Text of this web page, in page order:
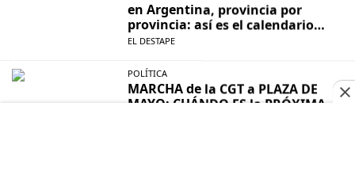
calle y en el Palacio para la media